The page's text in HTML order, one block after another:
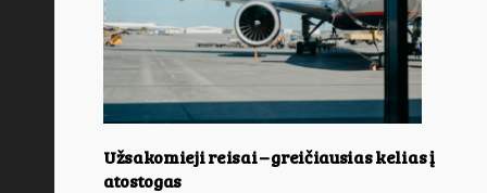
Užsakomieji reisai – greičiausias kelias į
atostogas